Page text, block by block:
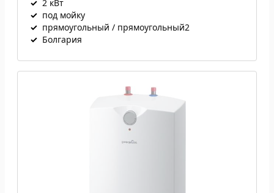
✓ 2 кВт
✓ под мойку
✓ прямоугольный / прямоугольный2
✓ Болгария